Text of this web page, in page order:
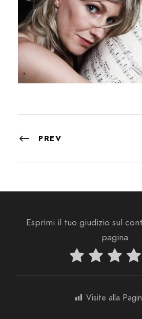
PREV
Esprimi il tuo giudizio sul
pagina
Visite alla